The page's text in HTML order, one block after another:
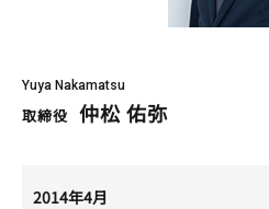
Yuya Nakamatsu
取締役 仲松 佑弥
2014年4月